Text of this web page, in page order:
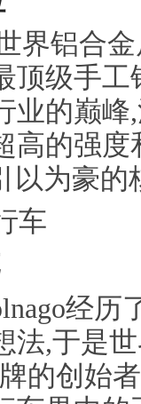
界铝合
顶级手
业的巅
高的强
以为豪的
经
法,于是
的创始